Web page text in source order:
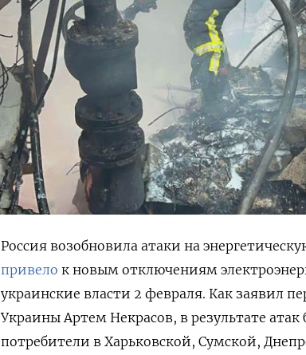
Россия возобновила атаки на
привело к новым отключениям
украинские власти 2 февраля. Как заявил
Украины Артем Некрасов, в результате атак
потребители в Харьковской, Сумской,